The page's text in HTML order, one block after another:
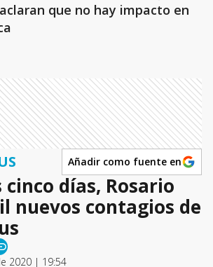
que no hay impacto en
Añadir como fuente en
cinco días, Rosario
nuevos contagios de
2020 | 19:54